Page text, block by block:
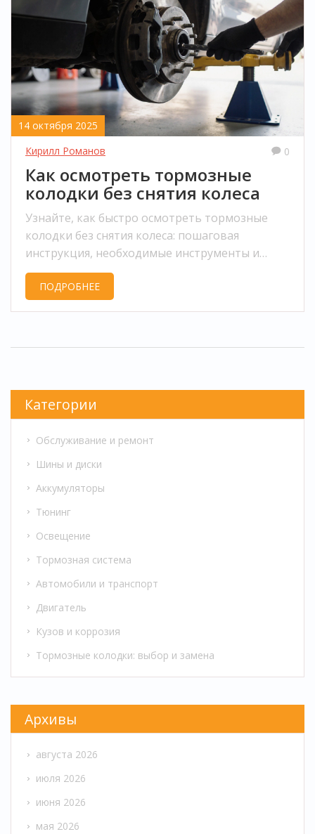
14 октября 2025
Кирилл Романов
0
Как осмотреть тормозные
колодки без снятия колеса
Узнайте, как быстро осмотреть тормозные
колодки без снятия колеса: пошаговая
инструкция, необходимые инструменты и
признаки износа.
ПОДРОБНЕЕ
Категории
Обслуживание и ремонт
Шины и диски
Аккумуляторы
Тюнинг
Освещение
Тормозная система
Автомобили и транспорт
Двигатель
Кузов и коррозия
Тормозные колодки: выбор и замена
Архивы
августа 2026
июля 2026
июня 2026
мая 2026